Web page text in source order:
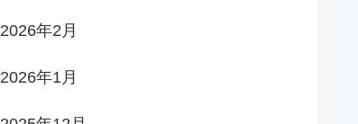
2026年2月
2026年1月